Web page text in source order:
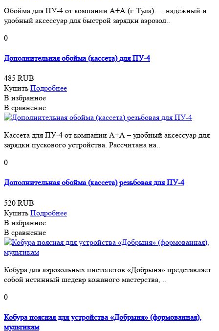
Обойма для ПУ-4 от компании А+А (г. Тула) — надёжный и
удобный аксессуар для быстрой зарядки аэрозол..
0
Дополнительная обойма (кассета) для ПУ-4
485 RUB
Купить Подробнее
В избранное
В сравнение
Кассета для ПУ-4 от компании А+А – удобный аксессуар для
зарядки пускового устройства. Рассчитана на..
0
Дополнительная обойма (кассета) резьбовая для ПУ-4
520 RUB
Купить Подробнее
В избранное
В сравнение
Кобура для аэрозольных пистолетов «Добрыня» представляет
собой истинный шедевр кожаного мастерства, ..
0
Кобура поясная для устройства «Добрыня» (формованная),
мультикам